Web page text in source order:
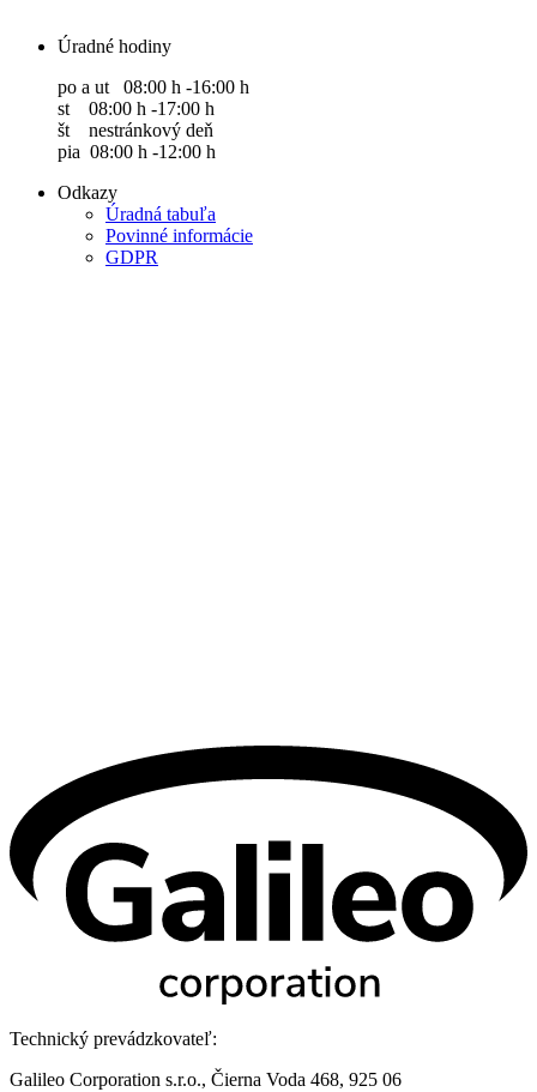
Úradné hodiny
po a ut 08:00 h -16:00 h
st 08:00 h -17:00 h
št nestránkový deň
pia 08:00 h -12:00 h
Odkazy
Úradná tabuľa
Povinné informácie
GDPR
Technický prevádzkovateľ:
Galileo Corporation s.r.o., Čierna Voda 468, 925 06